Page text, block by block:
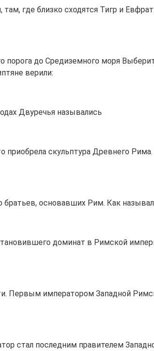
где близко сходятся Тигр и
порога до Средиземного моря
верили:
Двуречья назывались
скульптура Древнего
основавших Рим. Как
доминат в Римской
Первым императором Западной
стал последним правителем